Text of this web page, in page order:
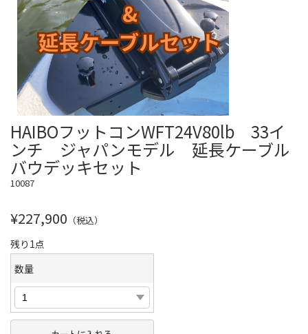
HAIBOフットコンWFT24V80lb 33イ
ンチ ジャパンモデル 延長ケーブル
バウデッキセット
10087
¥227,900 （税込）
残り1点
数量